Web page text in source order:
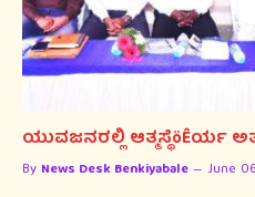
ಯುವಜನರಲ್ಲಿ ಆತ್ಮಸ್ಥೆöÊರ್ಯ
By News Desk Benkiyabale June